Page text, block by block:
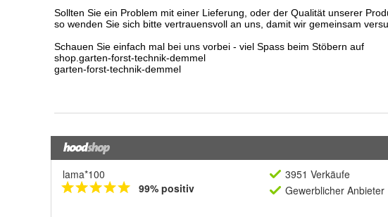
lama*100
99% positiv
3951 Verkäufe
Gewerblicher Anbieter